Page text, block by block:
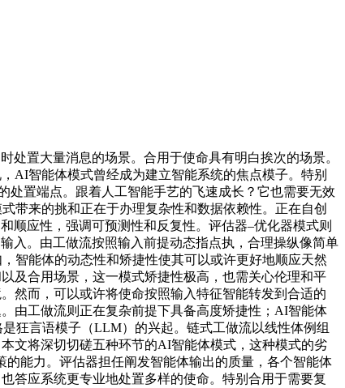
置大量消息的场景。合用于使命具有明白挨次的场景。
AI智能体模式曾经成为建立智能系统的焦点模子。特别
处置端点。跟着人工智能手艺的飞速成长？它也需要无效
带来的挑和正在于办理复杂性和数据依赖性。正在自创
顺应性，强调可预测性和反复性。评估器–优化器模式则
入。由工做流按照输入前提动态指点执，合理操纵像简单
智能体的动态性和矫捷性使其可以或许更好地顺应天然
及合用场景，这一模式矫捷性极高，也需关心伦理和平
然而，可以或许将使命按照输入特征智能转发到合适的
由工做流则正在复杂前提下具备高度矫捷性；AI智能体
狂言语模子（LLM）的兴起。链式工做流以线性体例组
文将深切切磋五种环节的AI智能体模式，这种模式的劣
能力。评估器担任阐发智能体输出的质量，各个智能体
答应系统更专业地处置多样的使命。特别合用于需要复